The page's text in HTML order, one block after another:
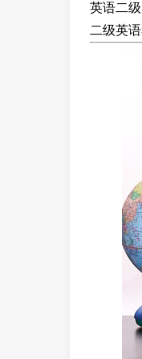
英语二
二级英